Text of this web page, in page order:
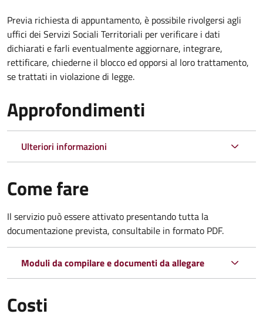
Previa richiesta di appuntamento, è possibile rivolgersi agli
uffici dei Servizi Sociali Territoriali per verificare i dati
dichiarati e farli eventualmente aggiornare, integrare,
rettificare, chiederne il blocco ed opporsi al loro trattamento,
se trattati in violazione di legge.
Approfondimenti
Ulteriori informazioni
Come fare
Il servizio può essere attivato presentando tutta la
documentazione prevista, consultabile in formato PDF.
Moduli da compilare e documenti da allegare
Costi